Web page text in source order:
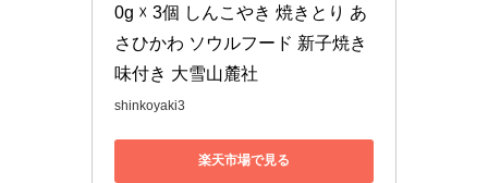
0g ☓ 3個 しんこやき 焼きとり あ
さひかわ ソウルフード 新子焼き
味付き 大雪山麓社
shinkoyaki3
楽天市場で見る